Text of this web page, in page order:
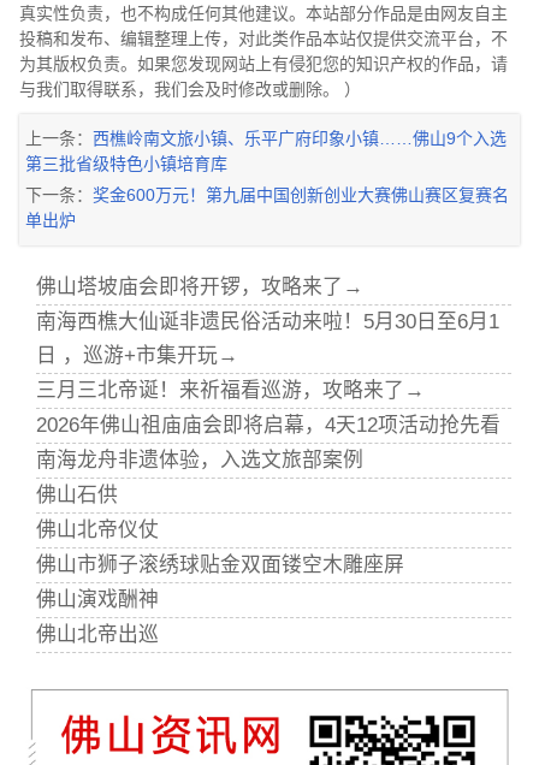
真实性负责，也不构成任何其他建议。本站部分作品是由网友自主
投稿和发布、编辑整理上传，对此类作品本站仅提供交流平台，不
为其版权负责。如果您发现网站上有侵犯您的知识产权的作品，请
与我们取得联系，我们会及时修改或删除。 ）
上一条： 西樵岭南文旅小镇、乐平广府印象小镇……佛山9个入选
第三批省级特色小镇培育库
下一条： 奖金600万元！第九届中国创新创业大赛佛山赛区复赛名
单出炉
佛山塔坡庙会即将开锣，攻略来了→
南海西樵大仙诞非遗民俗活动来啦！5月30日至6月1
日 ，巡游+市集开玩→
三月三北帝诞！来祈福看巡游，攻略来了→
2026年佛山祖庙庙会即将启幕，4天12项活动抢先看
南海龙舟非遗体验，入选文旅部案例
佛山石供
佛山北帝仪仗
佛山市狮子滚绣球贴金双面镂空木雕座屏
佛山演戏酬神
佛山北帝出巡